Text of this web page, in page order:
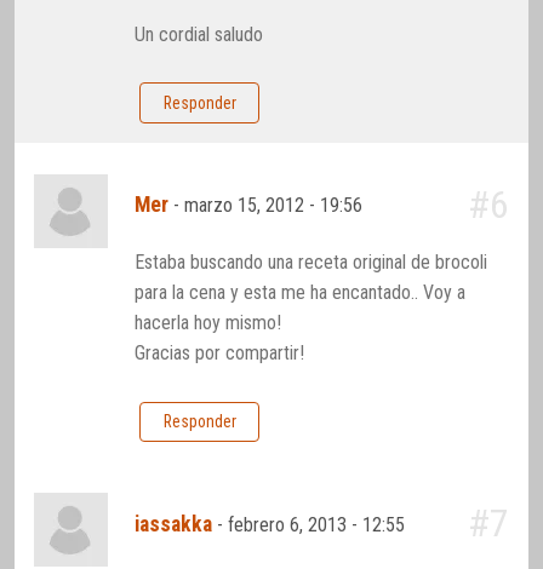
Un cordial saludo
Responder
Mer -marzo 15, 2012 - 19:56 #6
Estaba buscando una receta original de brocoli
para la cena y esta me ha encantado.. Voy a
hacerla hoy mismo!
Gracias por compartir!
Responder
iassakka -febrero 6, 2013 - 12:55 #7